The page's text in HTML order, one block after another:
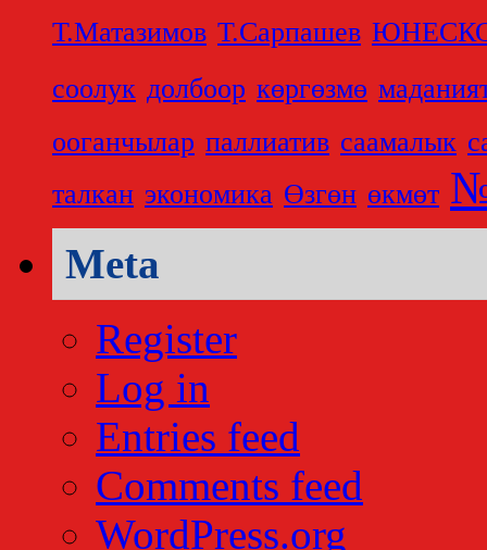
Т.Матазимов Т.Сарпашев
соолук долбоор көргөзмө
ооганчылар паллиатив саамалык
талкан экономика Өзгөн өкмөт
Meta
Register
Log in
Entries feed
Comments feed
WordPress.org